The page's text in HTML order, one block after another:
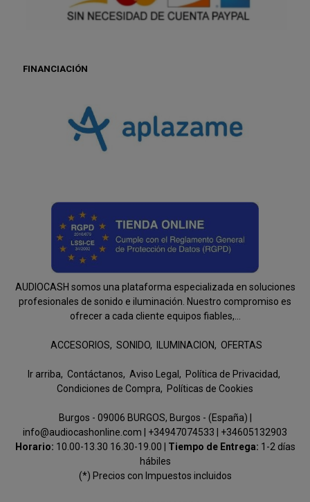
FINANCIACIÓN
AUDIOCASH somos una plataforma especializada en soluciones
profesionales de sonido e iluminación. Nuestro compromiso es
ofrecer a cada cliente equipos fiables,...
ACCESORIOS SONIDO ILUMINACION OFERTAS
Ir arriba Contáctanos Aviso Legal
Política de Privacidad
Condiciones de Compra
Políticas de Cookies
Burgos - 09006 BURGOS, Burgos - (España) |
info@audiocashonline.com | +34947074533
+34605132903
Horario: 10.00-13.30 16.30-19.00 | Tiempo de Entrega: 1-2 días
hábiles
(*) Precios con Impuestos incluidos